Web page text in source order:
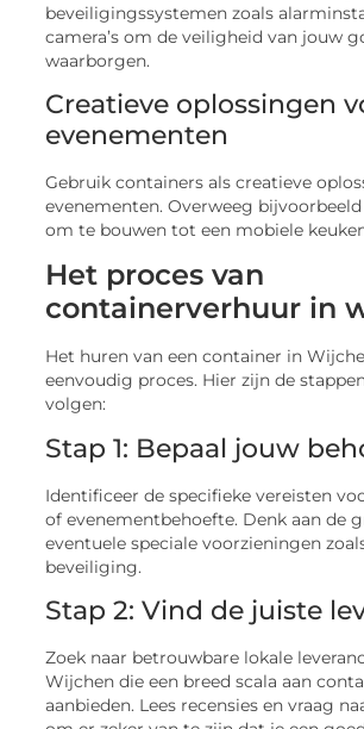
beveiligingssystemen zoals
camera’s om de veiligheid van jouw
waarborgen.
Creatieve oplossingen
evenementen
Gebruik containers als creatieve
evenementen. Overweeg
om te bouwen tot een mobiele
Het proces van
containerverhuur in
Het huren van een container in
eenvoudig proces. Hier zijn de
volgen:
Stap 1: Bepaal jouw
Identificeer de specifieke vereisten
of evenementbehoefte. Denk aan de
eventuele speciale voorzieningen
beveiliging.
Stap 2: Vind de juiste
Zoek naar betrouwbare lokale
Wijchen die een breed scala aan
aanbieden. Lees recensies en vraag